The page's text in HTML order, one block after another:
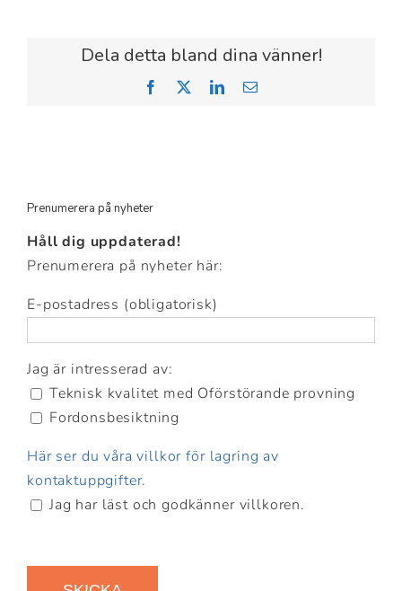
Dela detta bland dina vänner!
Facebook LinkedIn
Email
Prenumerera på nyheter
Håll dig uppdaterad!
Prenumerera på nyheter här:
E-postadress (obligatorisk)
Jag är intresserad av:
Teknisk kvalitet med Oförstörande provning
Fordonsbesiktning
Här ser du våra villkor för lagring av
kontaktuppgifter.
Jag har läst och godkänner villkoren.